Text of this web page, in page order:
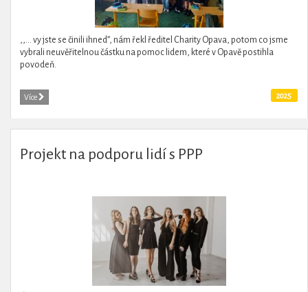
,,... vy jste se činili ihned”, nám řekl ředitel Charity Opava, potom co jsme
vybrali neuvěřitelnou částku na pomoc lidem, které v Opavě postihla
povodeň.
Více 2025
Projekt na podporu lidí s PPP